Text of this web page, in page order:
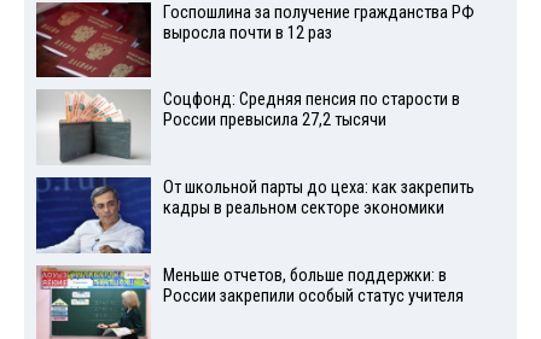
Госпошлина за получение гражданства РФ
выросла почти в 12 раз
Соцфонд: Средняя пенсия по старости в
России превысила 27,2 тысячи
От школьной парты до цеха: как закрепить
кадры в реальном секторе экономики
Меньше отчетов, больше поддержки: в
России закрепили особый статус учителя